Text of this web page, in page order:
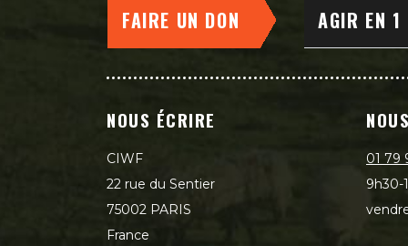
FAIRE UN DON AGIR EN 1
NOUS ÉCRIRE
CIWF
22 rue du Sentier
75002 PARIS
France
01 79
9h30-